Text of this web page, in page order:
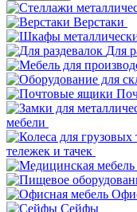
Верстаки
Для
мебели
тележек и тачек
Сейфы